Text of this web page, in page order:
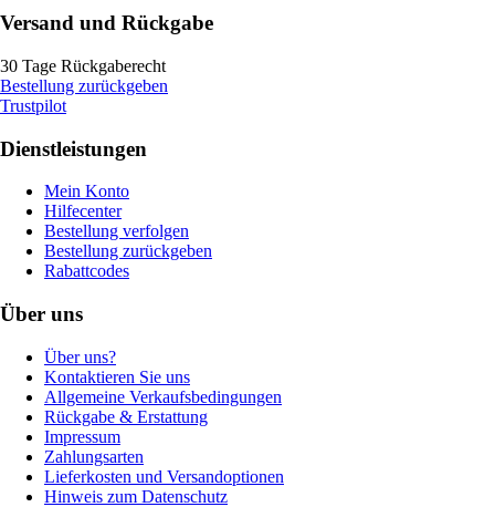
Versand und Rückgabe
30 Tage Rückgaberecht
Bestellung zurückgeben
Trustpilot
Dienstleistungen
Mein Konto
Hilfecenter
Bestellung verfolgen
Bestellung zurückgeben
Rabattcodes
Über uns
Über uns?
Kontaktieren Sie uns
Allgemeine Verkaufsbedingungen
Rückgabe & Erstattung
Impressum
Zahlungsarten
Lieferkosten und Versandoptionen
Hinweis zum Datenschutz